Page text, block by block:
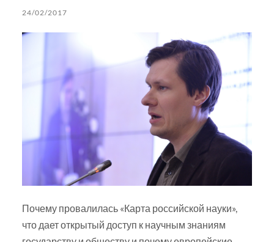
24/02/2017
Почему провалилась «Карта российской науки»,
что дает открытый доступ к научным знаниям